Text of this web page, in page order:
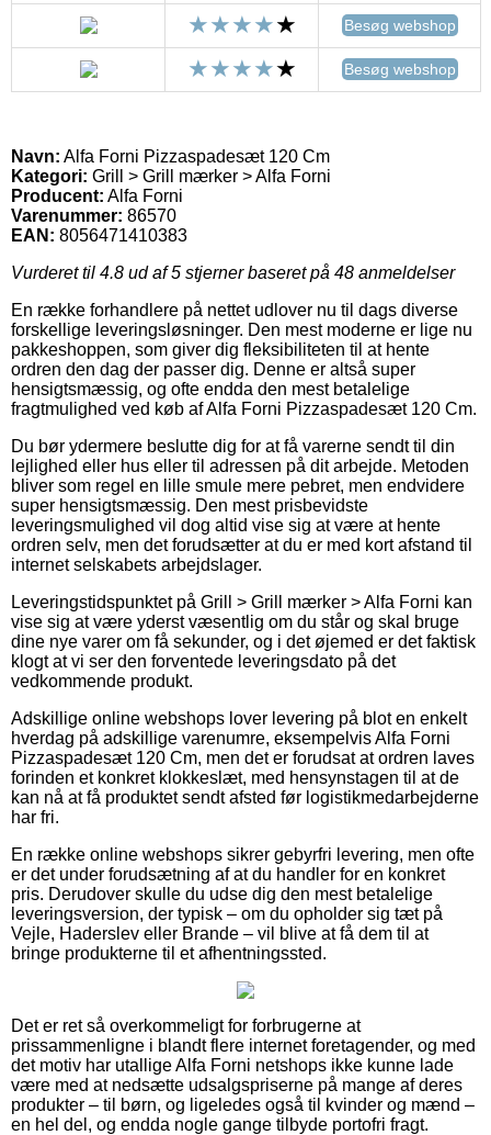
Besøg webshop
Besøg webshop
Navn: Alfa Forni Pizzaspadesæt 120 Cm
Kategori: Grill > Grill mærker > Alfa Forni
Producent: Alfa Forni
Varenummer: 86570
EAN: 8056471410383
Vurderet til 4.8 ud af 5 stjerner baseret på 48 anmeldelser
En række forhandlere på nettet udlover nu til dags diverse
forskellige leveringsløsninger. Den mest moderne er lige nu
pakkeshoppen, som giver dig fleksibiliteten til at hente
ordren den dag der passer dig. Denne er altså super
hensigtsmæssig, og ofte endda den mest betalelige
fragtmulighed ved køb af Alfa Forni Pizzaspadesæt 120 Cm.
Du bør ydermere beslutte dig for at få varerne sendt til din
lejlighed eller hus eller til adressen på dit arbejde. Metoden
bliver som regel en lille smule mere pebret, men endvidere
super hensigtsmæssig. Den mest prisbevidste
leveringsmulighed vil dog altid vise sig at være at hente
ordren selv, men det forudsætter at du er med kort afstand til
internet selskabets arbejdslager.
Leveringstidspunktet på Grill > Grill mærker > Alfa Forni kan
vise sig at være yderst væsentlig om du står og skal bruge
dine nye varer om få sekunder, og i det øjemed er det faktisk
klogt at vi ser den forventede leveringsdato på det
vedkommende produkt.
Adskillige online webshops lover levering på blot en enkelt
hverdag på adskillige varenumre, eksempelvis Alfa Forni
Pizzaspadesæt 120 Cm, men det er forudsat at ordren laves
forinden et konkret klokkeslæt, med hensynstagen til at de
kan nå at få produktet sendt afsted før logistikmedarbejderne
har fri.
En række online webshops sikrer gebyrfri levering, men ofte
er det under forudsætning af at du handler for en konkret
pris. Derudover skulle du udse dig den mest betalelige
leveringsversion, der typisk – om du opholder sig tæt på
Vejle, Haderslev eller Brande – vil blive at få dem til at
bringe produkterne til et afhentningssted.
Det er ret så overkommeligt for forbrugerne at
prissammenligne i blandt flere internet foretagender, og med
det motiv har utallige Alfa Forni netshops ikke kunne lade
være med at nedsætte udsalgspriserne på mange af deres
produkter – til børn, og ligeledes også til kvinder og mænd –
en hel del, og endda nogle gange tilbyde portofri fragt.